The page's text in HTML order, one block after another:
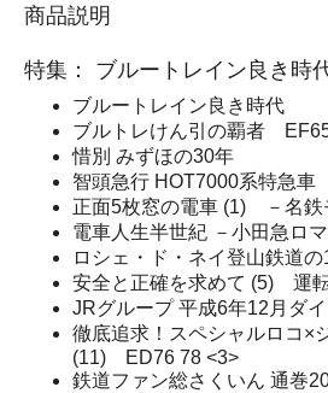
商品説明
特集： ブルートレイン良き時
ブルートレイン良き時代
ブルトレけん引の覇者
惜別 みずほの30年
智頭急行 HOT7000系特急車
正面5枚窓の電車 (1) －名鉄
電車人生半世紀 －小田急ロ
ロシェ・ド・ネイ登山鉄道
安全と正確を求めて (5) 運
JRグループ 平成6年12月ダ
徹底追求！スペシャルロコ×
(11) ED76 78 <3>
鉄道ファン総さくいん 通巻